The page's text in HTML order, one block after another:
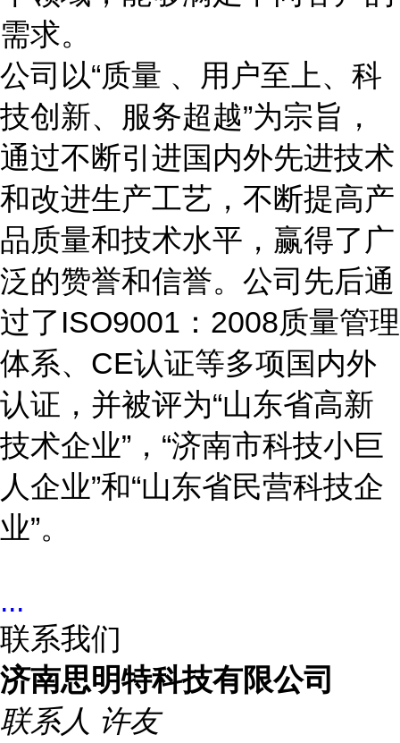
需求。
公司以“质量 、用户至上、科
技创新、服务超越”为宗旨，
通过不断引进国内外先进技术
和改进生产工艺，不断提高产
品质量和技术水平，赢得了广
泛的赞誉和信誉。公司先后通
过了 ISO9001 ： 2008质量管理
体系、 CE认证等多项国内外
认证，并被评为“山东省高新
技术企业” ， “济南市科技小巨
人企业”和“山东省民营科技企
业”。
...
联系我们
济南思明特科技有限公司
联系人 许友